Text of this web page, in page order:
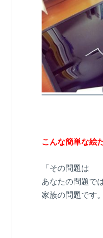
こんな簡単な絵
「その問題は
あなたの問題で
家族の問題です。